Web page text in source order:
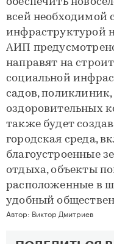
всей необходимой
инфраструктурой
АИП
направят на
социальной
садов,
оздоровительных
также будет
городская среда,
благоустроенные
отдыха, объекты
расположенные в
удобный
Автор: Виктор Дмитриев